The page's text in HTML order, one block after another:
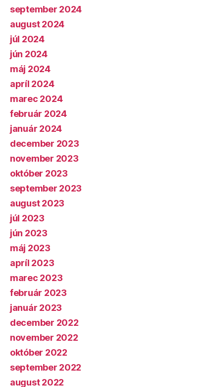
september 2024
august 2024
júl 2024
jún 2024
máj 2024
apríl 2024
marec 2024
február 2024
január 2024
december 2023
november 2023
október 2023
september 2023
august 2023
júl 2023
jún 2023
máj 2023
apríl 2023
marec 2023
február 2023
január 2023
december 2022
november 2022
október 2022
september 2022
august 2022